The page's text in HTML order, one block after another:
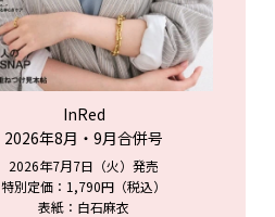
InRed
2026年8月・9月合併号
2026年7月7日（火）発売
特別定価：1,790円（税込）
表紙：白石麻衣